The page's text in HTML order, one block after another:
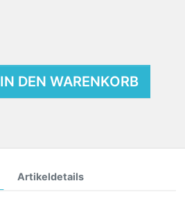
IN DEN WARENKORB
Artikeldetails